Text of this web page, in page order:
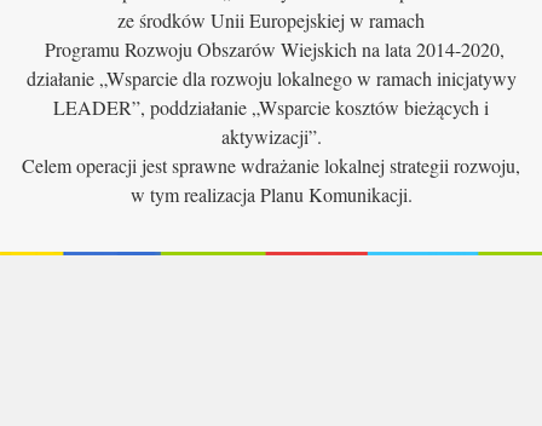
ze środków Unii Europejskiej w ramach
Programu Rozwoju Obszarów Wiejskich na lata 2014-2020,
działanie „Wsparcie dla rozwoju lokalnego w ramach inicjatywy
LEADER”, poddziałanie „Wsparcie kosztów bieżących i
aktywizacji”.
Celem operacji jest sprawne wdrażanie lokalnej strategii rozwoju,
w tym realizacja Planu Komunikacji.